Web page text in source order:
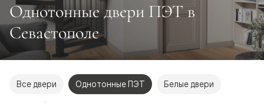
Однотонные двери ПЭТ в
Севастополе
Все двери Однотонные ПЭТ Белые двери